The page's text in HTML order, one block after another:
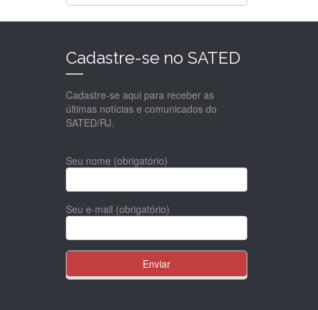
Cadastre-se no SATED
Cadastre-se aqui para receber as
últimas notícias e comunicados do
SATED/RJ.
Seu nome (obrigatório)
Seu e-mail (obrigatório)